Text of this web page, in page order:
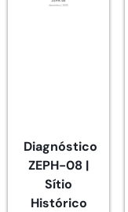
Diagnóstico
ZEPH-08 |
Sítio
Histórico